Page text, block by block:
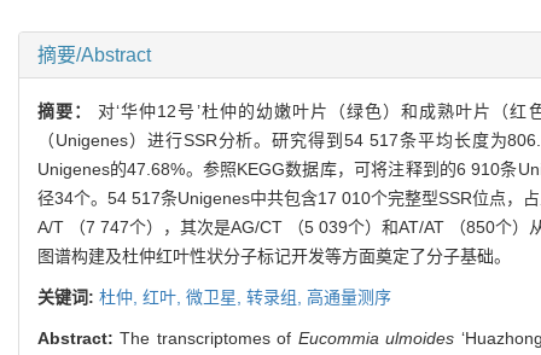
摘要/Abstract
摘要： 对‘华仲12号’杜仲的幼嫩叶片（绿色）和成熟叶片（
（Unigenes）进行SSR分析。研究得到54 517条平均长度为
Unigenes的47.68%。参照KEGG数据库，可将注释到的6 910条
径34个。54 517条Unigenes中共包含17 010个完整型SSR位点，
A/T （7 747个），其次是AG/CT （5 039个）和AT/AT （850个
图谱构建及杜仲红叶性状分子标记开发等方面奠定了分子基础。
关键词: 杜仲, 红叶, 微卫星, 转录组, 高通量测序
Abstract:The transcriptomes of Eucommia ulmoides